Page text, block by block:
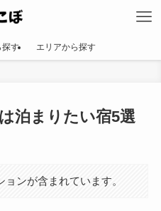
探す エリアから探す
泊まりたい宿5選
ンが含まれています。